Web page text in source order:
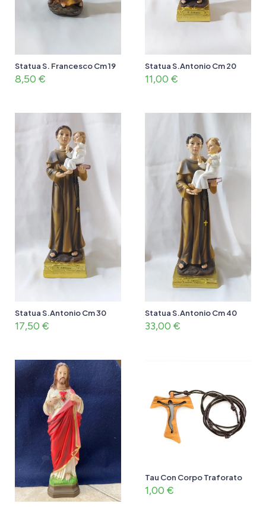
Statua S. Francesco Cm 19
8,50 €
Statua S.Antonio Cm 20
11,00 €
Statua S.Antonio Cm 30
17,50 €
Statua S.Antonio Cm 40
33,00 €
Tau Con Corpo Traforato
1,00 €